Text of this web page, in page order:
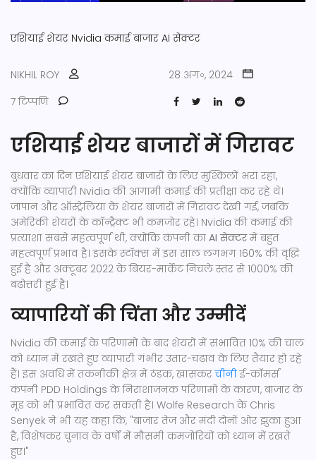
एशियाई शेयर Nvidia कमाई बाजार AI सेक्टर
NIKHIL ROY
28 अग॰, 2024
7 टिप्पणि
एशियाई शेयर बाजारों में गिरावट
बुधवार का दिन एशियाई शेयर बाजारों के लिए मुश्किलों भरा रहा,
क्योंकि व्यापारी Nvidia की आगामी कमाई की प्रतीक्षा कर रहे थे।
जापान और ऑस्ट्रेलिया के शेयर बाजारों में गिरावट देखी गई, जबकि
अमेरिकी शेयरों के कॉन्ट्रैक्ट भी कमजोर रहे। Nvidia की कमाई की
प्रत्याशा सबसे महत्वपूर्ण थी, क्योंकि कंपनी का AI सेक्टरमें बहुत
महत्वपूर्ण प्रभाव है। इसके स्टॉक्स में इस साल लगभग 160% की वृद्धि
हुई है और अक्टूबर 2022 के बियर-मार्केट निचले स्तर से 1000% की
बढ़ोत्तरी हुई है।
व्यापारियों की चिंता और उम्मीदें
Nvidia की कमाई के परिणामों के बाद शेयरों में संभावित 10% की चाल
को ध्यान में रखते हुए व्यापारी गंभीर उतार-चढ़ाव के लिए तैयार हो रहे
हैं। इस अवधि में तकनीकी क्षेत्र में ठंडक, खासकरचीनी ई-कॉमर्स
कंपनी PDD Holdings के निराशाजनक परिणामों के कारण, बाजार के
मूड को भी प्रभावित कर सकती है। Wolfe Research के Chris
Senyek ने भी यह कहा कि, "बाजार तेज और मंदी दोनों ओर झुका हुआ
है, विशेषकर चुनाव के वर्षों में मौसमी कमजोरियों को ध्यान में रखते
हुए।"